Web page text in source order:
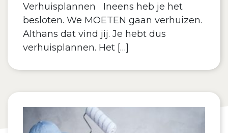
Verhuisplannen Ineens heb je het
besloten. We MOETEN gaan verhuizen.
Althans dat vind jij. Je hebt dus
verhuisplannen. Het […]